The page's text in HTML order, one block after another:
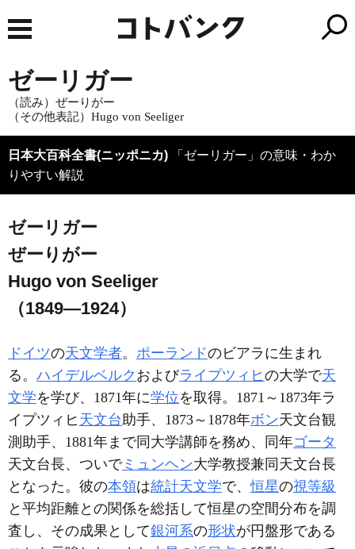
ゼーリガー
（読み）ぜーりがー
（その他表記）Hugo von Seeliger
日本大百科全書(ニッポニカ) 「ゼーリガー」の意味・わか
りやすい解説
ゼーリガー
ぜーりがー
Hugo von Seeliger
（1849―1924）
ドイツの天文学者。 ポーランドのビアラに生まれ
る。 ハイデルベルク およびライプツィヒの大学で天
文学を学び、1871年に学位を取得。1871～1873年ラ
イプツィヒ 天文台助手、1873～1878年ボン天文台観
測助手、1881年まで同大学講師を務め、同年ゴータ
天文台長、ついでミュンヘン大学教授兼同天文台長
となった。彼の本領は統計天文学で、恒星の視等級
と平均距離との関係を総括して恒星の空間分布を調
査し、その成果として銀河系の形状が円盤形である